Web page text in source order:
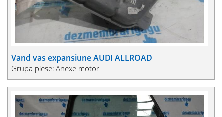
Vand vas expansiune AUDI ALLROAD
Grupa piese: Anexe motor